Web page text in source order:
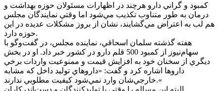
کمبود و گراني دارو هرچند در اظهارات مسئولان حوزه بهداشت و
درمان به طور متناوب تکذيب مي‌شود اما وقتي نمايندگان مجلس
هم لب به اعتراض مي‌گشايند، نشان از بروز مشکلات عديده در اين
حوزه دارد.
هفته گذشته سلمان اسحاقي، نماينده مجلس، در گفت‌وگو با
سهام‌نيوز از کمبود 500 قلم دارو در کشور خبر داد. او در بخش
ديگري از سخنان خود به افزايش قيمت و ممنوعيت واردات برخي
داروها اشاره کرد و گفت: «داروهاي توليد داخل که مشابه
خارجي‌شان وارد نمي‌شود کيفيت مطلوبي ندارند.«
البته اين مساله را وقتي با توليدکنندگان و دست‌اندرکاران